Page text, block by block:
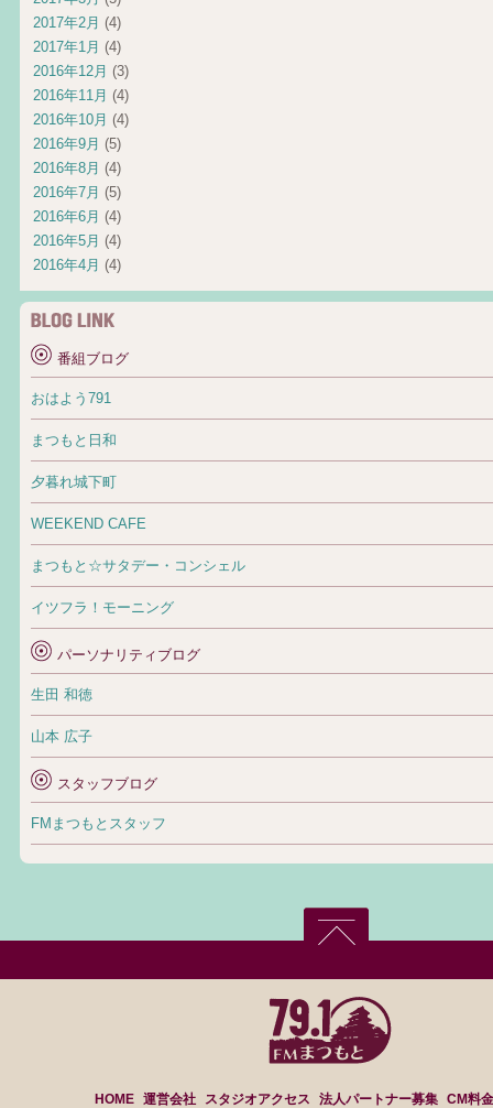
2017年2月 (4)
2017年1月 (4)
2016年12月 (3)
2016年11月 (4)
2016年10月 (4)
2016年9月 (5)
2016年8月 (4)
2016年7月 (5)
2016年6月 (4)
2016年5月 (4)
2016年4月 (4)
番組ブログ
おはよう791
まつもと日和
夕暮れ城下町
WEEKEND CAFE
まつもと☆サタデー・コンシェル
イツフラ！モーニング
パーソナリティブログ
生田 和徳
山本 広子
スタッフブログ
FMまつもとスタッフ
HOME 運営会社 スタジオアクセス 法人パートナー募集 CM料